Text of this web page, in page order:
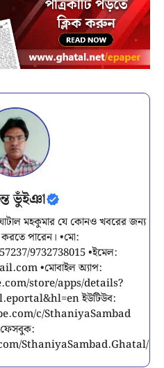
ভুঁইঞা
ঘাটাল মহকুমার যে কোনও খবরের জন্য
পারেন। •মো:
9732738015 •ইমেল:
•মোবাইল অ্যাপ:
store/apps/details?
ইউটিউব:
c/SthaniyaSambad
SthaniyaSambad.Ghatal/